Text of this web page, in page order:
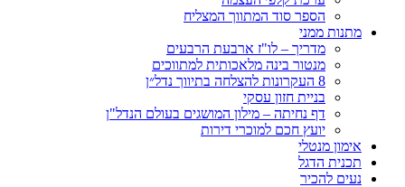
הספר סוד המתווך המצליח
מתנות ממני
מדריך – לו"ז ארבעת הרבעים
מנטור בינה מלאכותית למתווכים
8 העקרונות להצלחה בתיווך נדל״ן
בניית חזון עסקי
דף נחיתה – מילון המושגים בעולם הנדל"ן
יועץ חכם למוכרי דירות
אימון מנטלי
תכנית הדגל
נעים להכיר